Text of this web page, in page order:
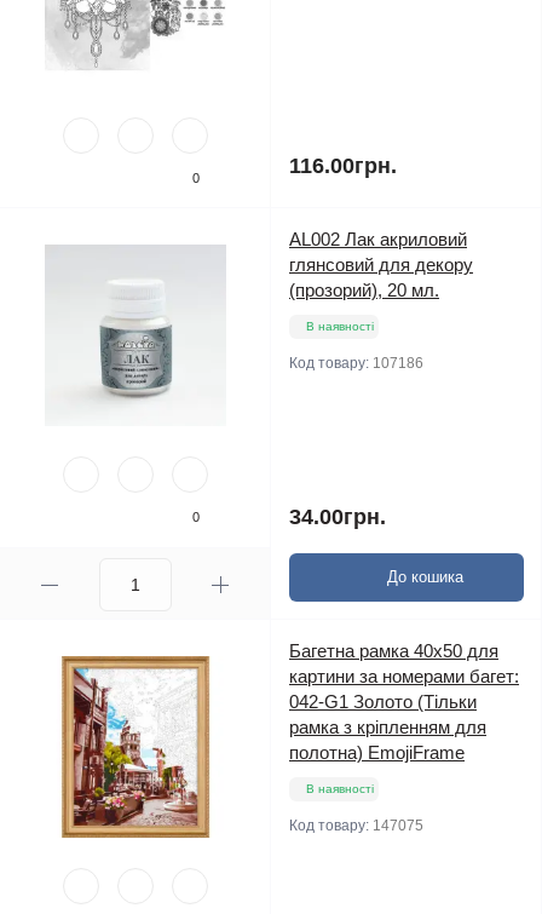
0 116.00грн.
0
AL002 Лак акриловий
глянсовий для декору
(прозорий), 20 мл.
В наявності
Код товару: 107186
34.00грн.
До кошика
Багетна рамка 40х50 для
картини за номерами багет:
042-G1 Золото (Тільки
рамка з кріпленням для
полотна) EmojiFrame
В наявності
Код товару: 147075